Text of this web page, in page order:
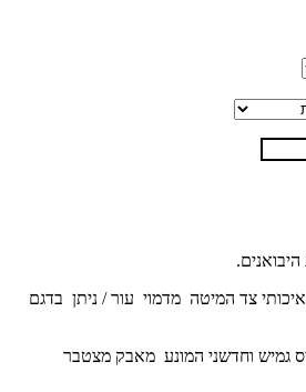
צד המיטה מדמוי עור / ניתן בדגם
גמיש וחדשני המונע מאבק מצטבר